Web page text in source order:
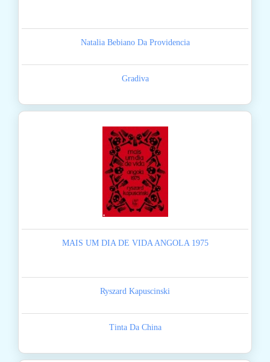
Natalia Bebiano Da Providencia
Gradiva
MAIS UM DIA DE VIDA ANGOLA 1975
Ryszard Kapuscinski
Tinta Da China